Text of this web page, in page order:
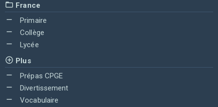
France
Primaire
Collège
Lycée
Plus
Prépas CPGE
Divertissement
Vocabulaire